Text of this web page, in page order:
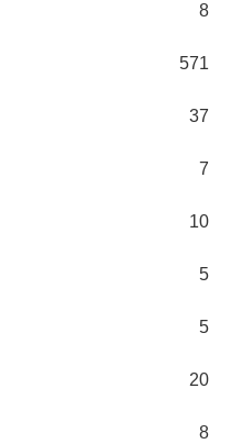
8
571
37
7
10
5
5
20
8